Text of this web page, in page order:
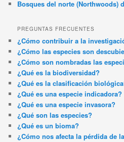
Bosques del norte (Northwoods)
PREGUNTAS FRECUENTES
¿Cómo contribuir a la
¿Cómo las especies son
¿Cómo son nombradas las
¿Qué es la biodiversidad?
¿Qué es la clasificación
¿Qué es una especie indicadora?
¿Qué es una especie invasora?
¿Qué son las especies?
¿Qué es un bioma?
¿Cómo nos afecta la pérdida de